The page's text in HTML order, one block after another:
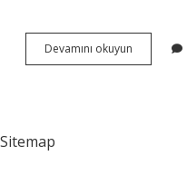
Devamını okuyun
Kaç
Sitemap